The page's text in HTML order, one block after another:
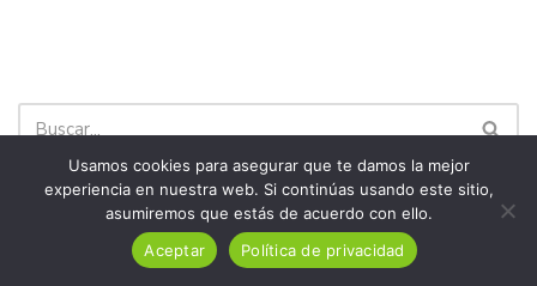
Entradas recientes
Usamos cookies para asegurar que te damos la mejor
experiencia en nuestra web. Si continúas usando este sitio,
asumiremos que estás de acuerdo con ello.
Aceptar
Política de privacidad